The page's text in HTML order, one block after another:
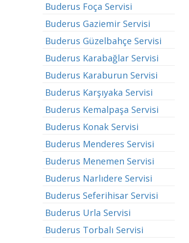
Buderus Foça Servisi
Buderus Gaziemir Servisi
Buderus Güzelbahçe Servisi
Buderus Karabağlar Servisi
Buderus Karaburun Servisi
Buderus Karşıyaka Servisi
Buderus Kemalpaşa Servisi
Buderus Konak Servisi
Buderus Menderes Servisi
Buderus Menemen Servisi
Buderus Narlıdere Servisi
Buderus Seferihisar Servisi
Buderus Urla Servisi
Buderus Torbalı Servisi